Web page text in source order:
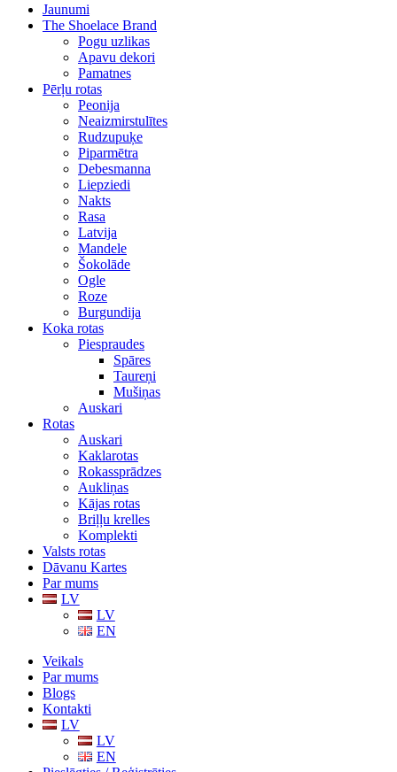
Jaunumi
The Shoelace Brand
Pogu uzlikas
Apavu dekori
Pamatnes
Pērļu rotas
Peonija
Neaizmirstulītes
Rudzupuķe
Piparmētra
Debesmanna
Liepziedi
Nakts
Rasa
Latvija
Mandele
Šokolāde
Ogle
Roze
Burgundija
Koka rotas
Piespraudes
Spāres
Taureņi
Mušiņas
Auskari
Rotas
Auskari
Kaklarotas
Rokassprādzes
Aukliņas
Kājas rotas
Briļļu krelles
Komplekti
Valsts rotas
Dāvanu Kartes
Par mums
LV
LV
EN
Veikals
Par mums
Blogs
Kontakti
LV
LV
EN